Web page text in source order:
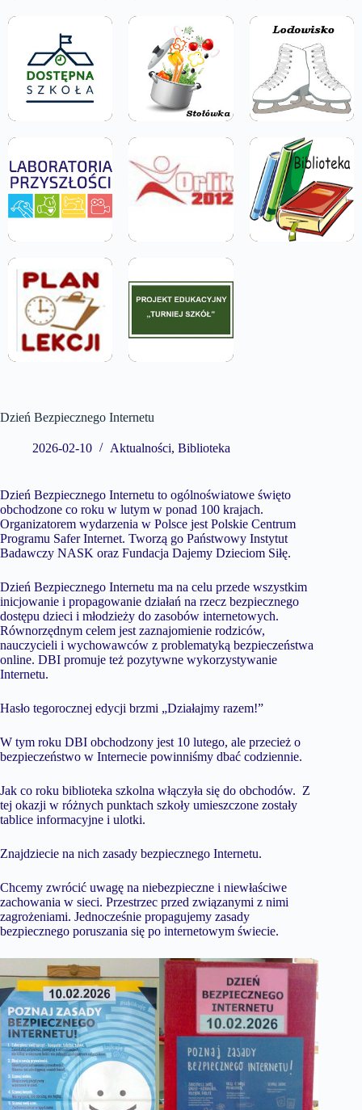
Dzień Bezpiecznego Internetu
2026-02-10 Aktualności, Biblioteka
Dzień Bezpiecznego Internetu to ogólnoświatowe święto
obchodzone co roku w lutym w ponad 100 krajach.
Organizatorem wydarzenia w Polsce jest Polskie Centrum
Programu Safer Internet. Tworzą go Państwowy Instytut
Badawczy NASK oraz Fundacja Dajemy Dzieciom Siłę.
Dzień Bezpiecznego Internetu ma na celu przede wszystkim
inicjowanie i propagowanie działań na rzecz bezpiecznego
dostępu dzieci i młodzieży do zasobów internetowych.
Równorzędnym celem jest zaznajomienie rodziców,
nauczycieli i wychowawców z problematyką bezpieczeństwa
online. DBI promuje też pozytywne wykorzystywanie
Internetu.
Hasło tegorocznej edycji brzmi „Działajmy razem!”
W tym roku DBI obchodzony jest 10 lutego, ale przecież o
bezpieczeństwo w Internecie powinniśmy dbać codziennie.
Jak co roku biblioteka szkolna włączyła się do obchodów. Z
tej okazji w różnych punktach szkoły umieszczone zostały
tablice informacyjne i ulotki.
Znajdziecie na nich zasady bezpiecznego Internetu.
Chcemy zwrócić uwagę na niebezpieczne i niewłaściwe
zachowania w sieci. Przestrzec przed związanymi z nimi
zagrożeniami. Jednocześnie propagujemy zasady
bezpiecznego poruszania się po internetowym świecie.